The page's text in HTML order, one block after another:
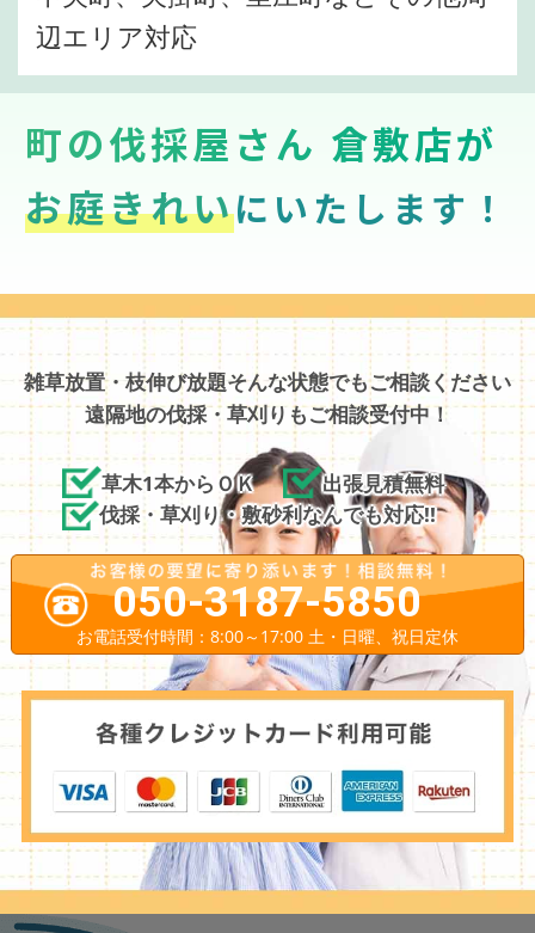
辺エリア対応
町の伐採屋さん 倉敷店が
お庭きれいにいたします！
雑草放置・枝伸び放題そんな状態でもご相談ください
遠隔地の伐採・草刈りもご相談受付中！
草木1本からＯＫ
出張見積無料
伐採・草刈り・敷砂利なんでも対応!!
050-3187-5850
お電話受付時間：8:00～17:00 土・日曜、祝日定休